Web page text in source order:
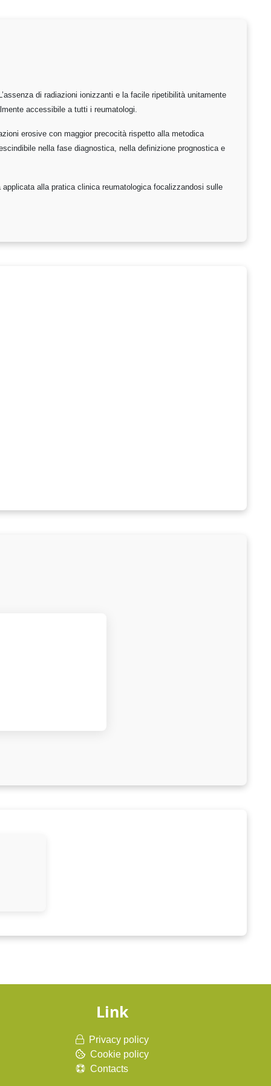
di radiazioni ionizzanti e la facile ripetibilità unitamente
accessibile a tutti i reumatologi.
erosive con maggior precocità rispetto alla metodica
nella fase diagnostica, nella definizione prognostica e
alla pratica clinica reumatologica focalizzandosi sulle
Link
Privacy policy
Cookie policy
Contacts